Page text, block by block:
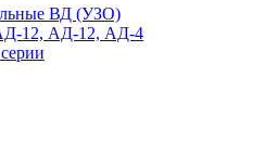
ВД (УЗО)
12, АД-12, АД-4